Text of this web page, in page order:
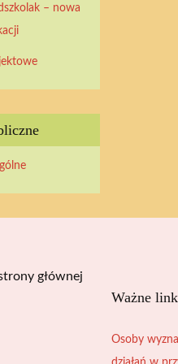
202620262026
– nowa
Ważne
Osoby